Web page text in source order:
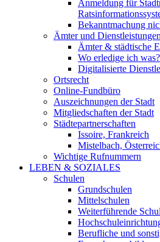
Anmeldung für
Bekanntmachung
Ämter und Dienstleistungen
Ämter & städtische
Wo erledige ich was?
Digitalisierte
Ortsrecht
Online-Fundbüro
Auszeichnungen der Stadt
Mitgliedschaften der Stadt
Städtepartnerschaften
Issoire, Frankreich
Mistelbach,
Wichtige Rufnummern
LEBEN & SOZIALES
Schulen
Grundschulen
Mittelschulen
Weiterführende
Berufliche und